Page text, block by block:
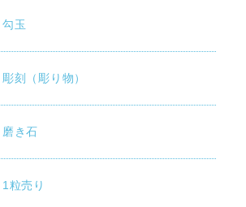
勾玉
彫刻（彫り物）
磨き石
1粒売り